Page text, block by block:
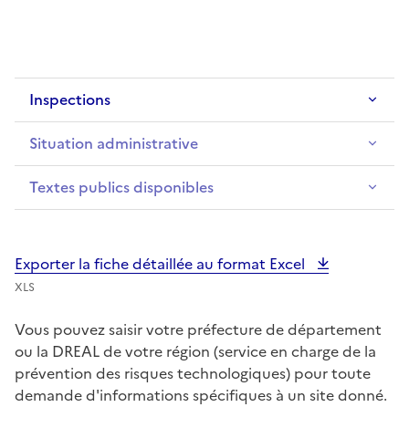
Inspections
Situation administrative
Textes publics disponibles
Exporter la fiche détaillée au format Excel
XLS
Vous pouvez saisir votre préfecture de département
ou la DREAL de votre région (service en charge de la
prévention des risques technologiques) pour toute
demande d'informations spécifiques à un site donné.